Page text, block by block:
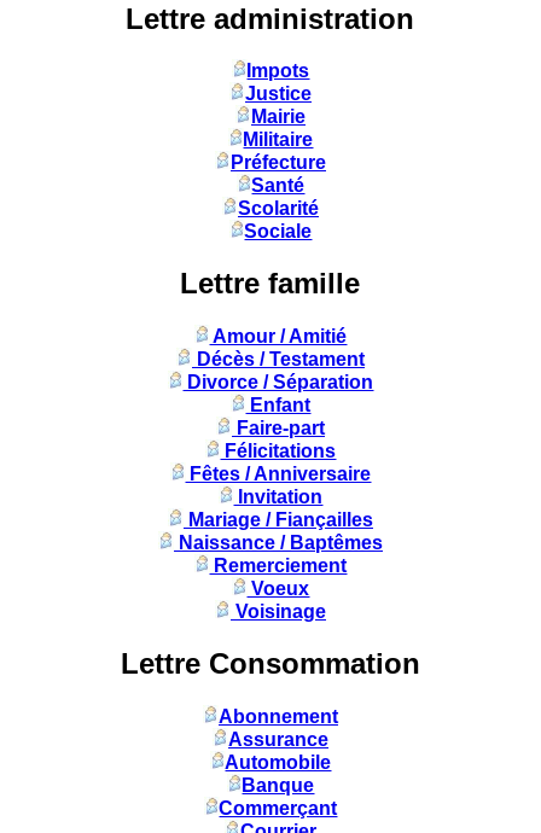
Lettre administration
Impots
Justice
Mairie
Militaire
Préfecture
Santé
Scolarité
Sociale
Lettre famille
Amour / Amitié
Décès / Testament
Divorce / Séparation
Enfant
Faire-part
Félicitations
Fêtes / Anniversaire
Invitation
Mariage / Fiançailles
Naissance / Baptêmes
Remerciement
Voeux
Voisinage
Lettre Consommation
Abonnement
Assurance
Automobile
Banque
Commerçant